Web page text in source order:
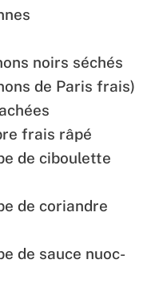
noirs séchés
de Paris frais)
frais râpé
de ciboulette
de coriandre
de sauce nuoc-